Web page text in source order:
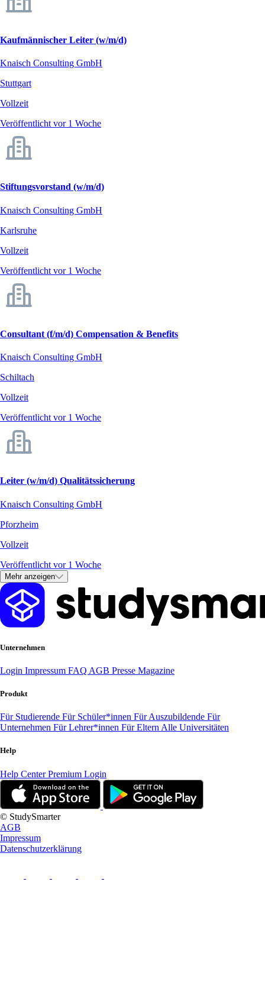
Kaufmännischer Leiter (w/m/d)
Knaisch Consulting GmbH
Stuttgart
Vollzeit
Veröffentlicht vor 1 Woche
Stiftungsvorstand (w/m/d)
Knaisch Consulting GmbH
Karlsruhe
Vollzeit
Veröffentlicht vor 1 Woche
Consultant (f/m/d) Compensation & Benefits
Knaisch Consulting GmbH
Schiltach
Vollzeit
Veröffentlicht vor 1 Woche
Leiter (w/m/d) Qualitätssicherung
Knaisch Consulting GmbH
Pforzheim
Vollzeit
Veröffentlicht vor 1 Woche
Mehr anzeigen
Unternehmen
Login Impressum FAQ AGB Presse Magazine
Produkt
Für Studierende Für Schüler*innen Für Auszubildende Für
Unternehmen Für Lehrer*innen Für Eltern Alle Universitäten
Help
Help CenterPremium Login
© StudySmarter
AGB
Impressum
Datenschutzerklärung